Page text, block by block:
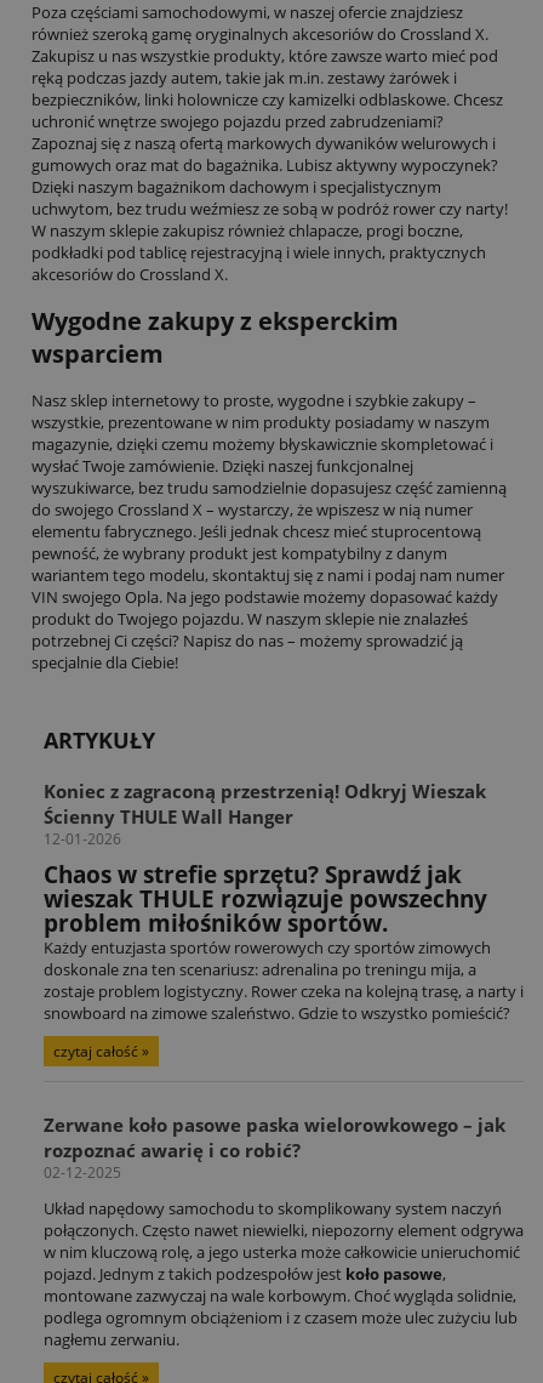
Poza częściami samochodowymi, w naszej ofercie znajdziesz
również szeroką gamę oryginalnych akcesoriów do Crossland X.
Zakupisz u nas wszystkie produkty, które zawsze warto mieć pod
ręką podczas jazdy autem, takie jak m.in. zestawy żarówek i
bezpieczników, linki holownicze czy kamizelki odblaskowe. Chcesz
uchronić wnętrze swojego pojazdu przed zabrudzeniami?
Zapoznaj się z naszą ofertą markowych dywaników welurowych i
gumowych oraz mat do bagażnika. Lubisz aktywny wypoczynek?
Dzięki naszym bagażnikom dachowym i specjalistycznym
uchwytom, bez trudu weźmiesz ze sobą w podróż rower czy narty!
W naszym sklepie zakupisz również chlapacze, progi boczne,
podkładki pod tablicę rejestracyjną i wiele innych, praktycznych
akcesoriów do Crossland X.
Wygodne zakupy z eksperckim
wsparciem
Nasz sklep internetowy to proste, wygodne i szybkie zakupy –
wszystkie, prezentowane w nim produkty posiadamy w naszym
magazynie, dzięki czemu możemy błyskawicznie skompletować i
wysłać Twoje zamówienie. Dzięki naszej funkcjonalnej
wyszukiwarce, bez trudu samodzielnie dopasujesz część zamienną
do swojego Crossland X – wystarczy, że wpiszesz w nią numer
elementu fabrycznego. Jeśli jednak chcesz mieć stuprocentową
pewność, że wybrany produkt jest kompatybilny z danym
wariantem tego modelu, skontaktuj się z nami i podaj nam numer
VIN swojego Opla. Na jego podstawie możemy dopasować każdy
produkt do Twojego pojazdu. W naszym sklepie nie znalazłeś
potrzebnej Ci części? Napisz do nas – możemy sprowadzić ją
specjalnie dla Ciebie!
ARTYKUŁY
Koniec z zagraconą przestrzenią! Odkryj Wieszak
Ścienny THULE Wall Hanger
12-01-2026
Chaos w strefie sprzętu? Sprawdź jak
wieszak THULE rozwiązuje powszechny
problem miłośników sportów.
Każdy entuzjasta sportów rowerowych czy sportów zimowych
doskonale zna ten scenariusz: adrenalina po treningu mija, a
zostaje problem logistyczny. Rower czeka na kolejną trasę, a narty i
snowboard na zimowe szaleństwo. Gdzie to wszystko pomieścić?
czytaj całość »
Zerwane koło pasowe paska wielorowkowego – jak
rozpoznać awarię i co robić?
02-12-2025
Układ napędowy samochodu to skomplikowany system naczyń
połączonych. Często nawet niewielki, niepozorny element odgrywa
w nim kluczową rolę, a jego usterka może całkowicie unieruchomić
pojazd. Jednym z takich podzespołów jest koło pasowe,
montowane zazwyczaj na wale korbowym. Choć wygląda solidnie,
podlega ogromnym obciążeniom i z czasem może ulec zużyciu lub
nagłemu zerwaniu.
czytaj całość »